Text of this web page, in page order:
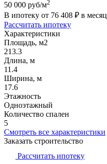
50 000 руб/м2
В ипотеку от 76 408 ₽ в месяц
Рассчитать ипотеку
Характеристики
Площадь, м2
213.3
Длина, м
11.4
Ширина, м
17.6
Этажность
Одноэтажный
Количество спален
5
Смотреть все характеристики
Заказать строительство
Рассчитать ипотеку